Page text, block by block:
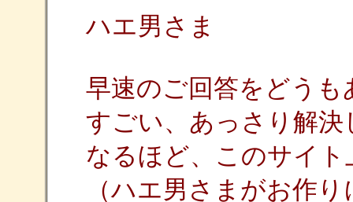
ハエ男さま
早速のご回答をどう
すごい、あっさり解
なるほど、このサイ
（ハエ男さまがお作